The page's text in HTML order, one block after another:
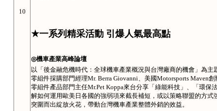
10
★一系列精采活動 引爆人氣最高點
◎機車產業高峰論壇
以「後金融危機時代：全球機車產業概況與台灣廠商的機會」為
零組件採購部門經理Mr. Berra Giovanni、美國Motorsports Maven創
零組件產品部門主任Mr.Pet Koppa來台分享「綠能科技」、「環保
解如何運用歐美日各國的強弱項來截長補短，或以策略聯盟的方
突圍而出綻放火花，帶動台灣機車產業整體外銷的效益。